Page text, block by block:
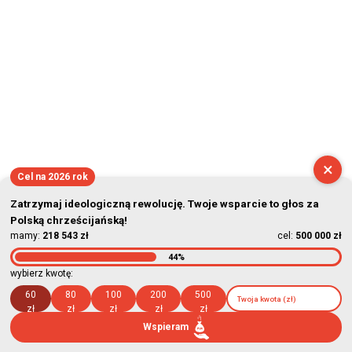
×
Cel na 2026 rok
Zatrzymaj ideologiczną rewolucję. Twoje wsparcie to głos za
Polską chrześcijańską!
mamy: 218 543 zł cel: 500 000 zł
44%
wybierz kwotę:
60
zł
80
zł
100
zł
200
zł
500
zł
Wspieram